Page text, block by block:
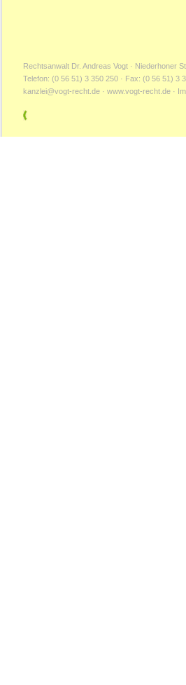
Rechtsanwalt Dr. Andreas Vogt · Niederhoner
Telefon: (0 56 51) 3 350 250 · Fax: (0 56 51) 3
kanzlei@vogt-recht.de · www.vogt-recht.de ·